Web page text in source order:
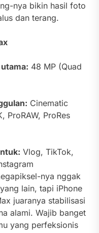
nya bikin hasil foto
dan terang.
48 MP (Quad
Cinematic
ProRAW, ProRes
Vlog, TikTok,
nya nggak
lain, tapi iPhone
juaranya stabilisasi
alami. Wajib banget
yang perfeksionis